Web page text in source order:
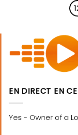
EN DIRECT EN